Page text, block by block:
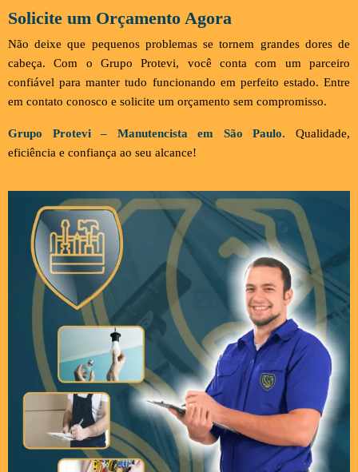
Solicite um Orçamento Agora
Não deixe que pequenos problemas se tornem grandes dores de
cabeça. Com o Grupo Protevi, você conta com um parceiro
confiável para manter tudo funcionando em perfeito estado. Entre
em contato conosco e solicite um orçamento sem compromisso.
Grupo Protevi – Manutencista em São Paulo.
Qualidade,
eficiência e confiança ao seu alcance!